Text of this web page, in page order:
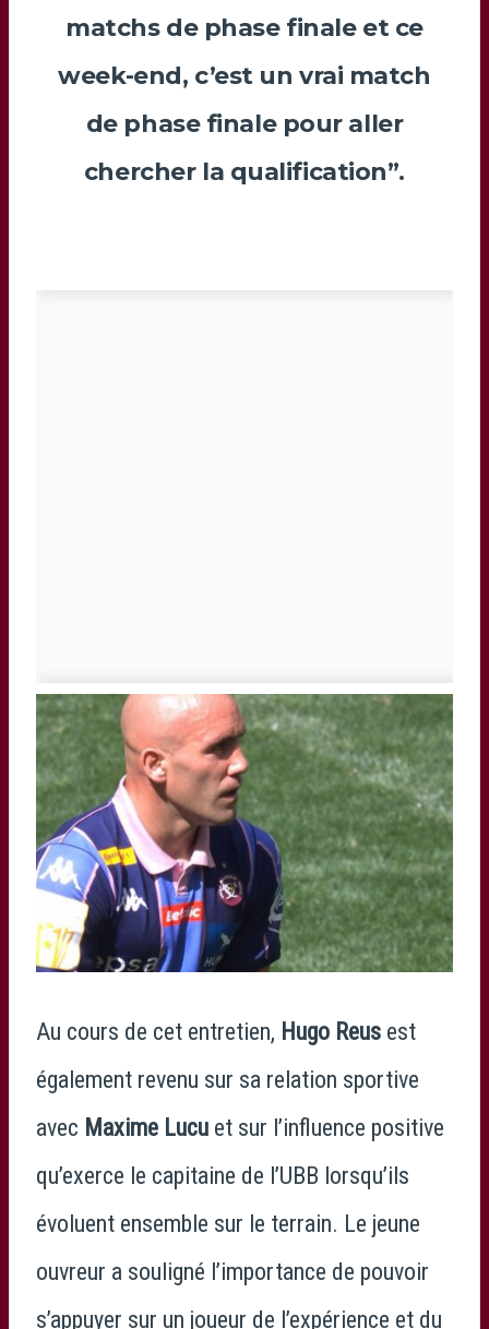
matchs de phase finale et ce
week-end, c’est un vrai match
de phase finale pour aller
chercher la qualification”.
Au cours de cet entretien, Hugo Reus est
également revenu sur sa relation sportive
avec Maxime Lucu et sur l’influence positive
qu’exerce le capitaine de l’UBB lorsqu’ils
évoluent ensemble sur le terrain. Le jeune
ouvreur a souligné l’importance de pouvoir
s’appuyer sur un joueur de l’expérience et du